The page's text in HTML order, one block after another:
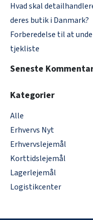
Hvad skal
deres butik i Danmark?
Forberedelse til at
tjekliste
Seneste
Kategorier
Alle
Erhvervs Nyt
Erhvervslejemål
Korttidslejemål
Lagerlejemål
Logistikcenter